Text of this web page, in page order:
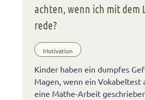
achten, wenn ich mit dem
rede?
Motivation
Kinder haben ein dumpfes
Magen, wenn ein Vokabeltest
eine Mathe-Arbeit